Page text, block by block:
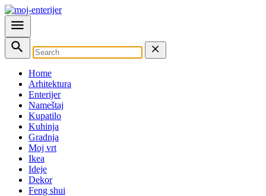
Home
Arhitektura
Enterijer
Nameštaj
Kupatilo
Kuhinja
Gradnja
Moj vrt
Ikea
Ideje
Dekor
Feng shui